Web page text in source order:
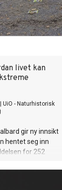
livet kan
UiO - Naturhistorisk
gir ny innsikt
hentet seg inn
for 252
av marine dyr